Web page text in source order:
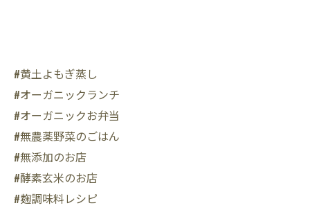
#黄土よもぎ蒸し
#オーガニックランチ
#オーガニックお弁当
#無農薬野菜のごはん
#無添加のお店
#酵素玄米のお店
#麹調味料レシピ